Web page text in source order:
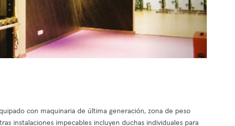
con maquinaria de última generación, zona de peso
instalaciones impecables incluyen duchas individuales para